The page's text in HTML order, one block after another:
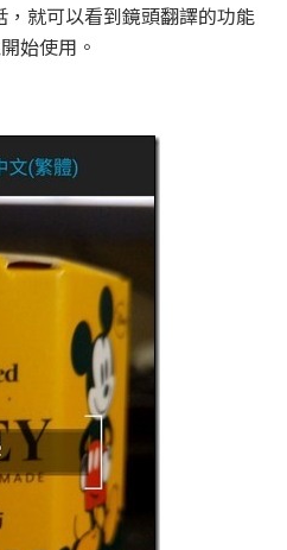
就可以看到鏡頭翻譯的功能
始使用。